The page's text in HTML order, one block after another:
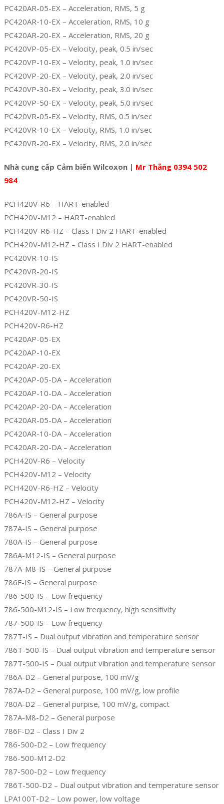
PC420AR-05-EX – Acceleration, RMS, 5 g
PC420AR-10-EX – Acceleration, RMS, 10 g
PC420AR-20-EX – Acceleration, RMS, 20 g
PC420VP-05-EX – Velocity, peak, 0.5 in/sec
PC420VP-10-EX – Velocity, peak, 1.0 in/sec
PC420VP-20-EX – Velocity, peak, 2.0 in/sec
PC420VP-30-EX – Velocity, peak, 3.0 in/sec
PC420VP-50-EX – Velocity, peak, 5.0 in/sec
PC420VR-05-EX – Velocity, RMS, 0.5 in/sec
PC420VR-10-EX – Velocity, RMS, 1.0 in/sec
PC420VR-20-EX – Velocity, RMS, 2.0 in/sec
Nhà cung cấp Cảm biến Wilcoxon | Mr Thắng 0394 502
984
PCH420V-R6 – HART-enabled
PCH420V-M12 – HART-enabled
PCH420V-R6-HZ – Class I Div 2 HART-enabled
PCH420V-M12-HZ – Class I Div 2 HART-enabled
PC420VR-10-IS
PC420VR-20-IS
PC420VR-30-IS
PC420VR-50-IS
PCH420V-M12-HZ
PCH420V-R6-HZ
PC420AP-05-EX
PC420AP-10-EX
PC420AP-20-EX
PC420AP-05-DA – Acceleration
PC420AP-10-DA – Acceleration
PC420AP-20-DA – Acceleration
PC420AR-05-DA – Acceleration
PC420AR-10-DA – Acceleration
PC420AR-20-DA – Acceleration
PCH420V-R6 – Velocity
PCH420V-M12 – Velocity
PCH420V-R6-HZ – Velocity
PCH420V-M12-HZ – Velocity
786A-IS – General purpose
787A-IS – General purpose
780A-IS – General purpose
786A-M12-IS – General purpose
787A-M8-IS – General purpose
786F-IS – General purpose
786-500-IS – Low frequency
786-500-M12-IS – Low frequency, high sensitivity
787-500-IS – Low frequency
787T-IS – Dual output vibration and temperature sensor
786T-500-IS – Dual output vibration and temperature sensor
787T-500-IS – Dual output vibration and temperature sensor
786A-D2 – General purpose, 100 mV/g
787A-D2 – General purpose, 100 mV/g, low profile
780A-D2 – General purpise, 100 mV/g, compact
787A-M8-D2 – General purpose
786F-D2 – Class I Div 2
786-500-D2 – Low frequency
786-500-M12-D2
787-500-D2 – Low frequency
786T-500-D2 – Dual output vibration and temperature sensor
LPA100T-D2 – Low power, low voltage